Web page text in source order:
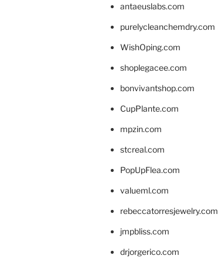
antaeuslabs.com
purelycleanchemdry.com
WishOping.com
shoplegacee.com
bonvivantshop.com
CupPlante.com
mpzin.com
stcreal.com
PopUpFlea.com
valueml.com
rebeccatorresjewelry.com
jmpbliss.com
drjorgerico.com